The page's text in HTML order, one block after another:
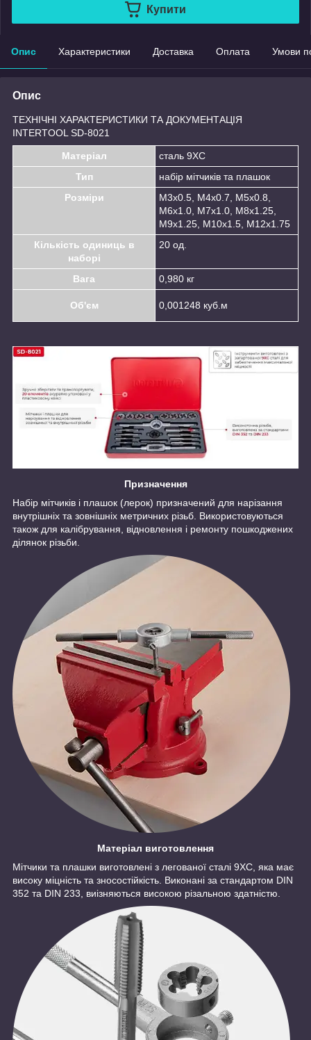
Купити
Опис Характеристики Доставка Оплата Умови
Опис
ТЕХНІЧНІ ХАРАКТЕРИСТИКИ ТА ДОКУМЕНТАЦІЯ
INTERTOOL SD-8021
Матеріал
сталь 9XC
Тип
набір мітчиків та плашок
Розміри
М3x0.5, М4x0.7, М5x0.8,
М6x1.0, М7x1.0, М8x1.25,
М9x1.25, М10x1.5, М12x1.75
Кількість одиниць в
наборі
20 од.
Вага 0,980 кг
Об'єм 0,001248 куб.м
Призначення
Набір мітчиків і плашок (лерок) призначений для нарізання
внутрішніх та зовнішніх метричних різьб. Використовуються
також для калібрування, відновлення і ремонту пошкоджених
ділянок різьби.
Матеріал виготовлення
Мітчики та плашки виготовлені з легованої сталі 9ХС, яка має
високу міцність та зносостійкість. Виконані за стандартом DIN
352 та DIN 233, виізняються високою різальною здатністю.